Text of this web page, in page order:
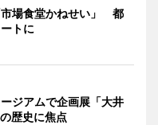
市場食堂かねせい」 都
トに
ジアムで企画展「大井
歴史に焦点